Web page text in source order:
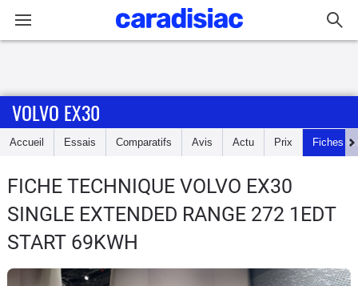
Accueil
Essais
Guide
d'achat
VOLVO EX30
Accueil Essais Comparatifs Avis Actu Prix Fiches
FICHE TECHNIQUE VOLVO EX30
SINGLE EXTENDED RANGE 272 1EDT
START 69KWH